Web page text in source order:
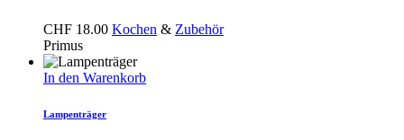
CHF 18.00 Kochen & Zubehör
Primus
In den Warenkorb
Lampenträger